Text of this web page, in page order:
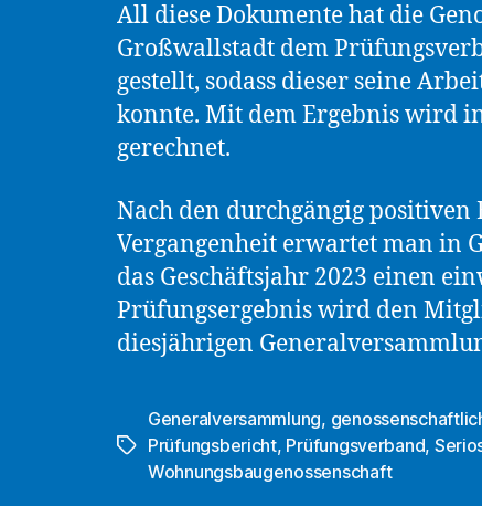
All diese Dokumente hat die
Großwallstadt dem
gestellt, sodass dieser seine
konnte. Mit dem Ergebnis wird
gerechnet.
Nach den durchgängig
Vergangenheit erwartet man in
das Geschäftsjahr 2023 einen
Prüfungsergebnis wird den
diesjährigen
Schlagwörter
Generalversammlung,
Prüfungsbericht, Prüfungsverband,
Wohnungsbaugenossenschaft